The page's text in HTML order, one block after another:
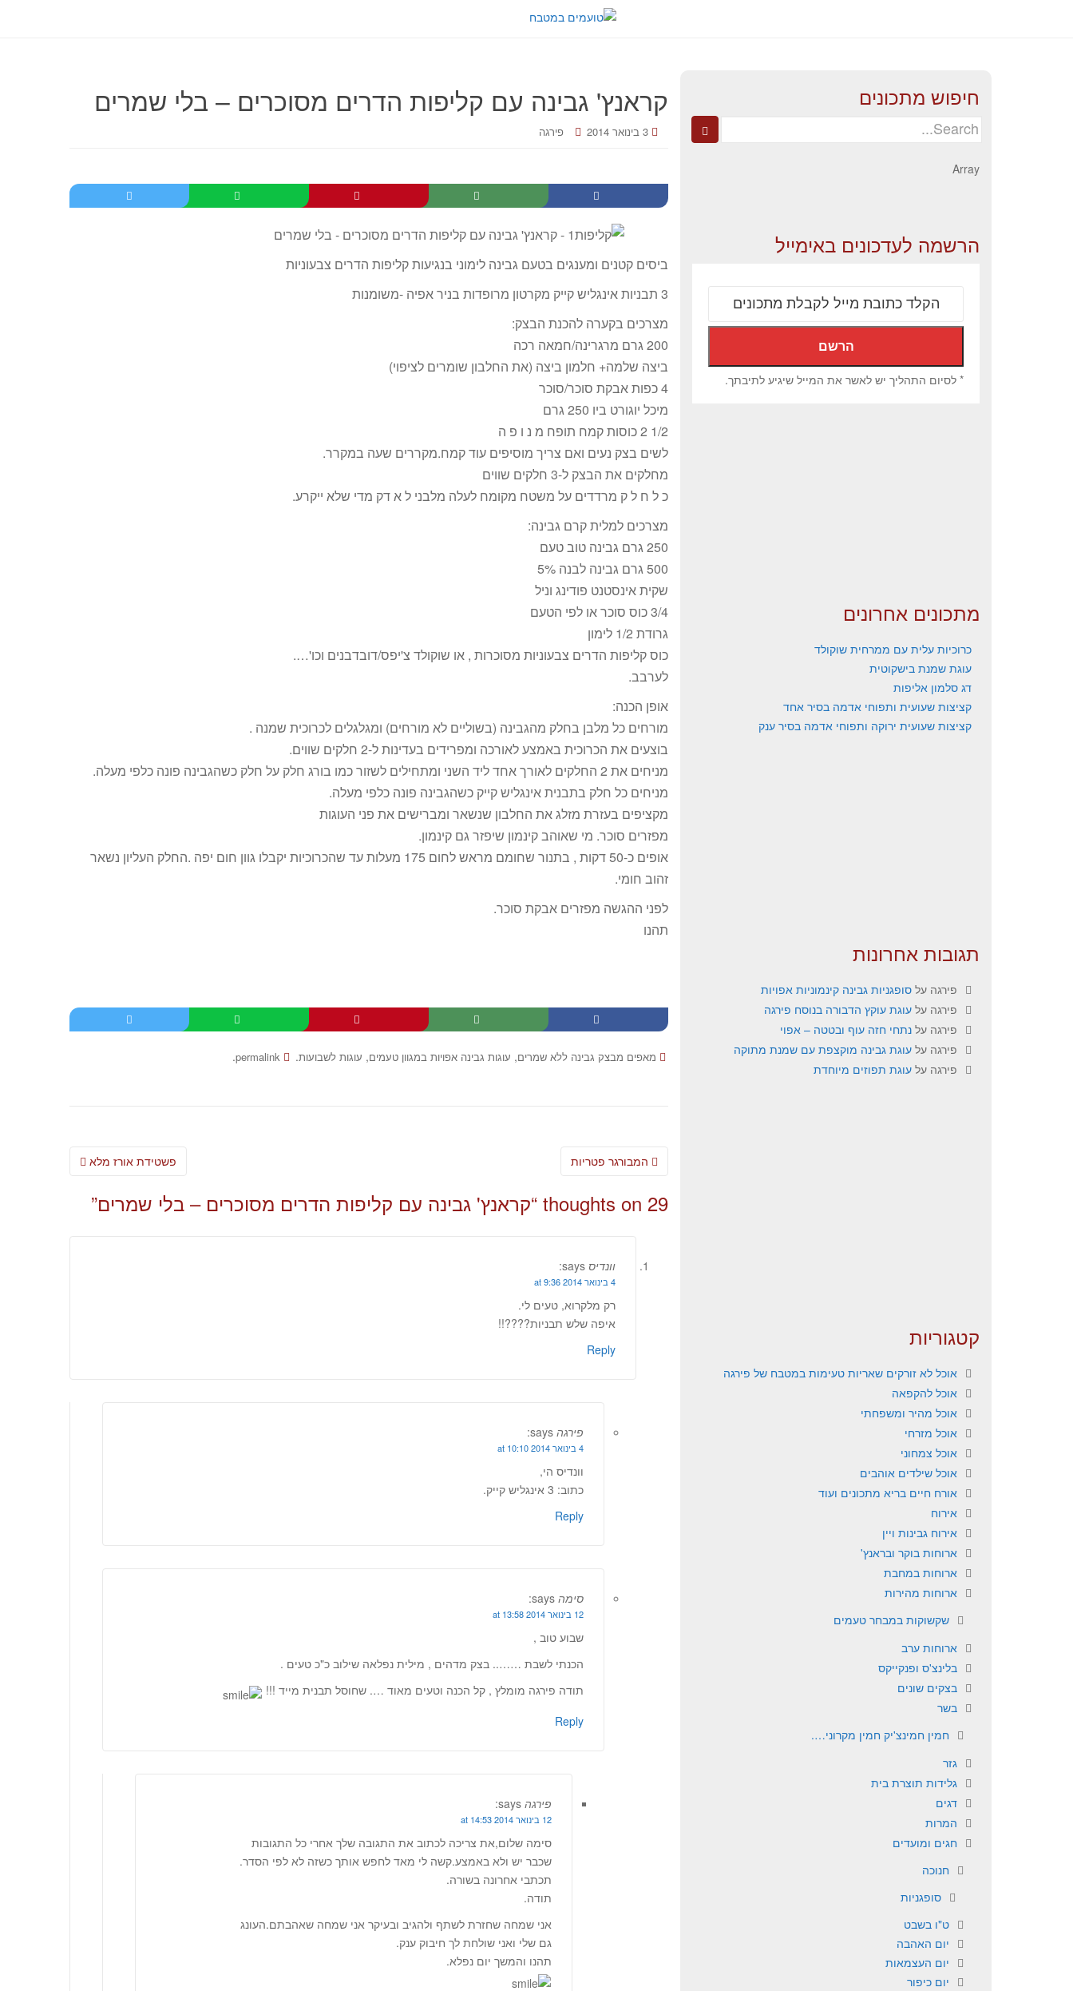
קראנץ' גבינה עם קליפות הדרים מסוכרים – בלי שמרים
3 בינואר 2014 פירגה
ביסים קטנים ומענגים בטעם גבינה לימוני בנגיעות קליפות הדרים צבעוניות
3 תבניות אינגליש קייק מקרטון מרופדות בניר אפיה -משומנות
מצרכים בקערה להכנת הבצק:
200 גרם מרגרינה/חמאה רכה
ביצה שלמה+ חלמון ביצה (את החלבון שומרים לציפוי)
4 כפות אבקת סוכר/סוכר
מיכל יוגורט ביו 250 גרם
1/2 2 כוסות קמח תופח מ נ ו פ ה
לשים בצק נעים ואם צריך מוסיפים עוד קמח.מקררים שעה במקרר.
מחלקים את הבצק ל-3 חלקים שווים
כ ל ח ל ק מרדדים על משטח מקומח לעלה מלבני ל א דק מדי שלא ייקרע.
מצרכים למלית קרם גבינה:
250 גרם גבינה טוב טעם
500 גרם גבינה לבנה 5%
שקית אינסטנט פודינג וניל
3/4 כוס סוכר או לפי הטעם
גרודת 1/2 לימון
כוס קליפות הדרים צבעוניות מסוכרות , או שוקולד צ'יפס/דובדבנים וכו'….
לערבב.
אופן הכנה:
מורחים כל מלבן בחלק מהגבינה (בשוליים לא מורחים) ומגלגלים לכרוכית שמנה .
בוצעים את הכרוכית באמצע לאורכה ומפרידים בעדינות ל-2 חלקים שווים.
מניחים את 2 החלקים לאורך אחד ליד השני ומתחילים לשזור כמו בורג חלק על חלק כשהגבינה פונה כלפי מעלה.
מניחים כל חלק בתבנית אינגליש קייק כשהגבינה פונה כלפי מעלה.
מקציפים בעזרת מזלג את החלבון שנשאר ומברישים את פני העוגות
מפזרים סוכר. מי שאוהב קינמון שיפזר גם קינמון.
אופים כ-50 דקות , בתנור שחומם מראש לחום 175 מעלות עד שהכרוכיות יקבלו גוון חום יפה .החלק העליון נשאר
זהוב חומי.
לפני ההגשה מפזרים אבקת סוכר.
תהנו
מאפים מבצק גבינה ללא שמרים, עוגות גבינה אפויות במגוון טעמים, עוגות לשבועות.
permalink
.
Post
פשטידת אורז מלא
29 thoughts on “ קראנץ' גבינה עם קליפות הדרים מסוכרים – בלי שמרים”
וונדיס says:
4 בינואר 2014 at 9:36
רק מלקרוא, טעים לי.
איפה שלש תבניות????!!
Reply
פירגה says:
4 בינואר 2014 at 10:10
וונדיס הי,
כתוב: 3 אינגליש קייק.
Reply
סימה says:
12 בינואר 2014 at 13:58
שבוע טוב ,
הכנתי לשבת …….. בצק מדהים , מילית נפלאה שילוב כ"כ טעים .
תודה פירגה מומלץ , קל הכנה וטעים מאוד …. שחוסל תבנית מייד !!!
Reply
פירגה says:
12 בינואר 2014 at 14:53
סימה שלום,את צריכה לכתוב את התגובה שלך אחרי כל התגובות
שכבר יש ולא באמצע.קשה לי מאד לחפש אותך כשזה לא לפי הסדר.
תכתבי אחרונה בשורה.
תודה.
אני שמחה שחזרת לשתף ולהגיב ובעיקר אני שמחה שאהבתם.העונג
גם שלי ואני שולחת לך חיבוק ענק.
תהנו והמשך יום נפלא.
חיפוש מתכונים
Search
Array
הרשמה לעדכונים באימייל
* לסיום התהליך יש לאשר את המייל שיגיע לתיבתך.
מתכונים אחרונים
כרוכיות עלית עם ממרחית שוקולד
עוגת שמנת בישקוטית
דג סלמון אליפות
קציצות שעועית ותפוחי אדמה בסיר אחד
קציצות שעועית ירוקה ותפוחי אדמה בסיר ענק
תגובות אחרונות
פירגה על סופגניות גבינה קינמוניות אפויות
פירגה על עוגת עוקץ הדבורה בנוסח פירגה
פירגה על נתחי חזה עוף ובטטה – אפוי
פירגה על עוגת גבינה מוקצפת עם שמנת מתוקה
פירגה על עוגת תפוזים מיוחדת
קטגוריות
אוכל לא זורקים שאריות טעימות במטבח של פירגה
אוכל להקפאה
אוכל מהיר ומשפחתי
אוכל מזרחי
אוכל צמחוני
אוכל שילדים אוהבים
אורח חיים בריא מתכונים ועוד
אירוח
אירוח גבינות ויין
ארוחות בוקר ובראנץ'
ארוחות במחבת
ארוחות מהירות
שקשוקות במבחר טעמים
ארוחות ערב
בלינצ'ס ופנקייקס
בצקים שונים
בשר
חמין חמינצ'יק חמין מקרוני….
גזר
גלידות תוצרת בית
דגים
המרות
חגים ומועדים
חנוכה
סופגניות
ט"ו בשבט
יום האהבה
יום העצמאות
יום כיפור